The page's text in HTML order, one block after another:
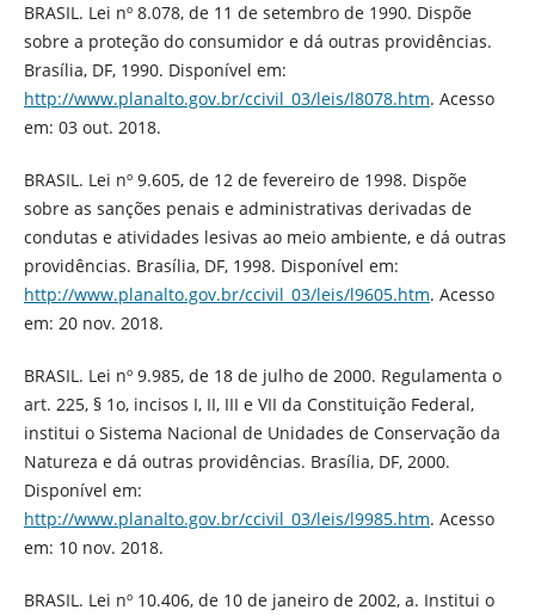
BRASIL. Lei nº 8.078, de 11 de setembro de 1990. Dispõe
sobre a proteção do consumidor e dá outras providências.
Brasília, DF, 1990. Disponível em:
http://www.planalto.gov.br/ccivil_03/leis/l8078.htm. Acesso
em: 03 out. 2018.
BRASIL. Lei nº 9.605, de 12 de fevereiro de 1998. Dispõe
sobre as sanções penais e administrativas derivadas de
condutas e atividades lesivas ao meio ambiente, e dá outras
providências. Brasília, DF, 1998. Disponível em:
http://www.planalto.gov.br/ccivil_03/leis/l9605.htm. Acesso
em: 20 nov. 2018.
BRASIL. Lei nº 9.985, de 18 de julho de 2000. Regulamenta o
art. 225, § 1o, incisos I, II, III e VII da Constituição Federal,
institui o Sistema Nacional de Unidades de Conservação da
Natureza e dá outras providências. Brasília, DF, 2000.
Disponível em:
http://www.planalto.gov.br/ccivil_03/leis/l9985.htm. Acesso
em: 10 nov. 2018.
BRASIL. Lei nº 10.406, de 10 de janeiro de 2002, a. Institui o